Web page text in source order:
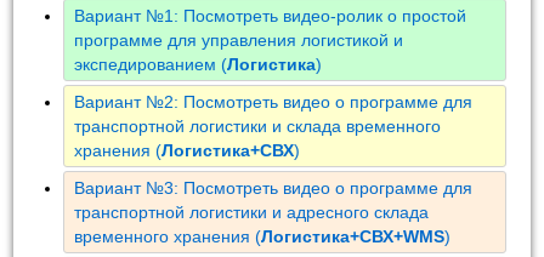
Вариант №1: Посмотреть видео-ролик о простой
программе для управления логистикой и
экспедированием (Логистика)
Вариант №2: Посмотреть видео о программе для
транспортной логистики и склада временного
хранения (Логистика+СВХ)
Вариант №3: Посмотреть видео о программе для
транспортной логистики и адресного склада
временного хранения (Логистика+СВХ+WMS)